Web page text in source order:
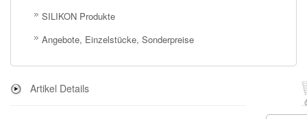
SILIKON Produkte
Angebote, Einzelstücke, Sonderpreise
Artikel Details